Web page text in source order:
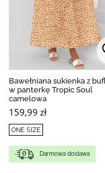
Bawełniana sukienka z
w panterkę Tropic Soul
camelowa
159,99 zł
ONE SIZE
Darmowa dostawa